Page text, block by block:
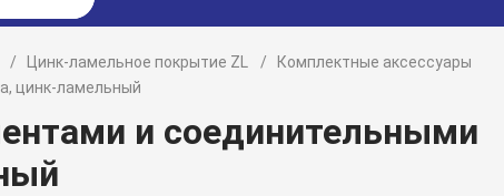
Цинк-ламельное покрытие ZL
Комплектные аксессуары
цинк-ламельный
и соединительными